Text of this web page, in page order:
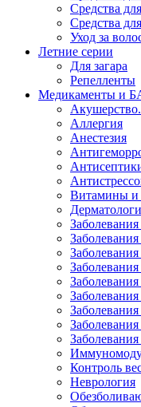
Средства
Средства
Уход за
Летние серии
Для загара
Репелленты
Медикаменты и
Аллергия
Анестезия
Витамины и
Заболевания
Заболевания
Контроль
Неврология